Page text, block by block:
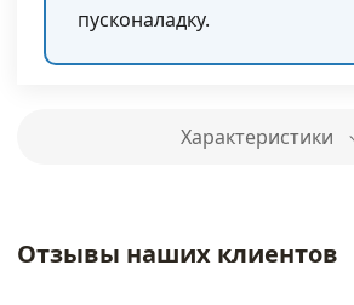
пусконаладку.
Характеристики
Отзывы наших клиентов